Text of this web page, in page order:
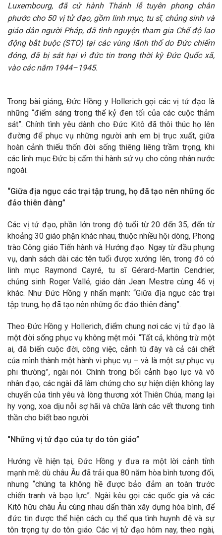
Luxembourg, đã cử hành Thánh lễ tuyên phong chân
phước cho 50 vị tử đạo, gồm linh mục, tu sĩ, chủng sinh và
giáo dân người Pháp, đã tình nguyện tham gia Chế độ lao
động bắt buộc (STO) tại các vùng lãnh thổ do Đức chiếm
đóng, đã bị sát hại vì đức tin trong thời kỳ Đức Quốc xã,
vào các năm 1944–1945.
Trong bài giảng, Đức Hồng y Hollerich gọi các vị tử đạo là
những “điểm sáng trong thế kỷ đen tối của các cuộc thảm
sát”. Chính tình yêu dành cho Đức Kitô đã thôi thúc họ lên
đường để phục vụ những người anh em bị trục xuất, giữa
hoàn cảnh thiếu thốn đời sống thiêng liêng trầm trọng, khi
các linh mục Đức bị cấm thi hành sứ vụ cho công nhân nước
ngoài.
“Giữa địa ngục các trại tập trung, họ đã tạo nên những ốc
đảo thiên đàng”
Các vị tử đạo, phần lớn trong độ tuổi từ 20 đến 35, đến từ
khoảng 30 giáo phận khác nhau, thuộc nhiều hội dòng, Phong
trào Công giáo Tiến hành và Hướng đạo. Ngay từ đầu phụng
vụ, danh sách dài các tên tuổi được xướng lên, trong đó có
linh mục Raymond Cayré, tu sĩ Gérard-Martin Cendrier,
chủng sinh Roger Vallé, giáo dân Jean Mestre cùng 46 vị
khác. Như Đức Hồng y nhấn mạnh: “Giữa địa ngục các trại
tập trung, họ đã tạo nên những ốc đảo thiên đàng”.
Theo Đức Hồng y Hollerich, điểm chung nơi các vị tử đạo là
một đời sống phục vụ không mệt mỏi. “Tất cả, không trừ một
ai, đã biến cuộc đời, công việc, cảnh tù đày và cả cái chết
của mình thành một hành vi phục vụ – và là một sự phục vụ
phi thường”, ngài nói. Chính trong bối cảnh bạo lực và vô
nhân đạo, các ngài đã làm chứng cho sự hiện diện không lay
chuyển của tình yêu và lòng thương xót Thiên Chúa, mang lại
hy vọng, xoa dịu nỗi sợ hãi và chữa lành các vết thương tinh
thần cho biết bao người.
“Những vị tử đạo của tự do tôn giáo”
Hướng về hiện tại, Đức Hồng y đưa ra một lời cảnh tỉnh
mạnh mẽ: dù châu Âu đã trải qua 80 năm hòa bình tương đối,
nhưng “chúng ta không hề được bảo đảm an toàn trước
chiến tranh và bạo lực”. Ngài kêu gọi các quốc gia và các
Kitô hữu châu Âu cùng nhau dấn thân xây dựng hòa bình, để
đức tin được thể hiện cách cụ thể qua tình huynh đệ và sự
tôn trọng tự do tôn giáo. Các vị tử đạo hôm nay, theo ngài,